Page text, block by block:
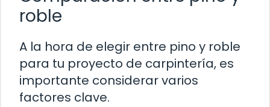
roble
A la hora de elegir entre pino y roble
para tu proyecto de carpintería, es
importante considerar varios
factores clave.